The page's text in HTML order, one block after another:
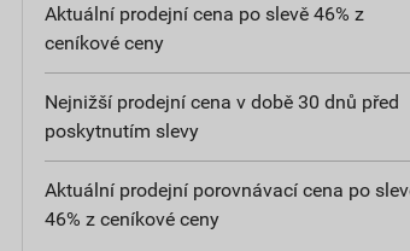
Aktuální prodejní cena po slevě 46% z
ceníkové ceny
Nejnižší prodejní cena v době 30 dnů před
poskytnutím slevy
Aktuální prodejní porovnávací cena po
46% z ceníkové ceny